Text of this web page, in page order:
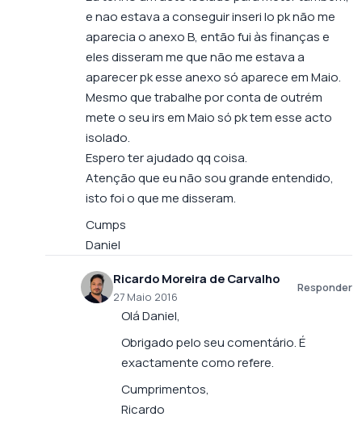
e nao estava a conseguir inseri lo pk não me
aparecia o anexo B, então fui às finanças e
eles disseram me que não me estava a
aparecer pk esse anexo só aparece em Maio.
Mesmo que trabalhe por conta de outrém
mete o seu irs em Maio só pk tem esse acto
isolado.
Espero ter ajudado qq coisa.
Atenção que eu não sou grande entendido,
isto foi o que me disseram.
Cumps
Daniel
Ricardo Moreira de Carvalho
27 Maio 2016
Responder
Olá Daniel,
Obrigado pelo seu comentário. É
exactamente como refere.
Cumprimentos,
Ricardo